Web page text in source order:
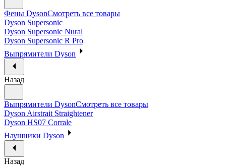
Фены DysonСмотреть все товары
Dyson Supersonic
Dyson Supersonic Nural
Dyson Supersonic R Pro
Выпрямители Dyson
Назад
Выпрямители DysonСмотреть все товары
Dyson Airstrait Straightener
Dyson HS07 Corrale
Наушники Dyson
Назад